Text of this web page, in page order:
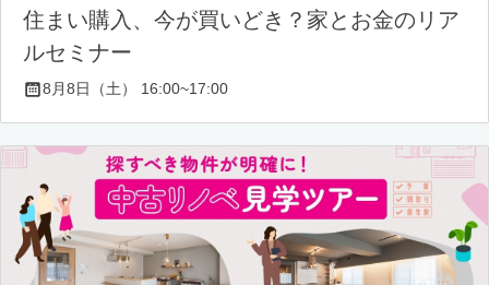
住まい購入、今が買いどき？家とお金のリア
ルセミナー
8月8日（土） 16:00~17:00